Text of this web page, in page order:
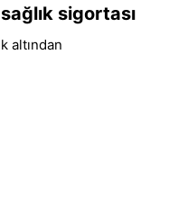
sigortası
altından